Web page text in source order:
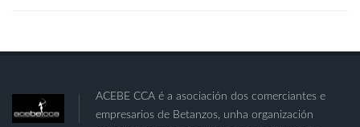
ACEBE CCA é a asociación dos comerciantes e
empresarios de Betanzos, unha organización